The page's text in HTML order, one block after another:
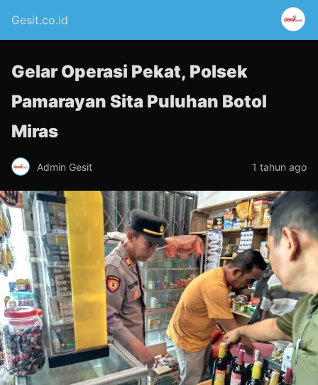
Gesit.co.id
Gelar Operasi Pekat, Polsek
Pamarayan Sita Puluhan Botol
Miras
Admin Gesit 1 tahun ago